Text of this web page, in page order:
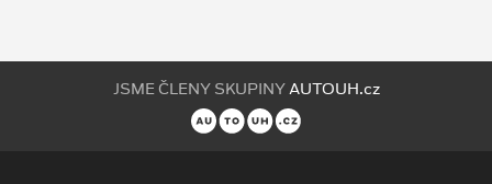
JSME ČLENY SKUPINYAUTOUH.cz